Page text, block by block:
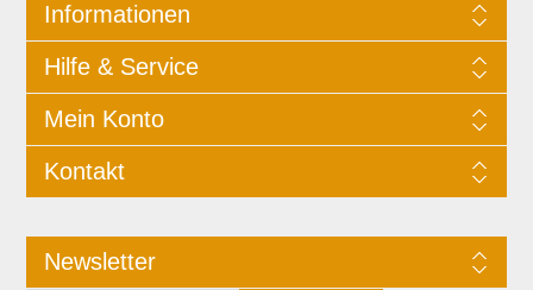
Informationen
Hilfe & Service
Mein Konto
Kontakt
Newsletter